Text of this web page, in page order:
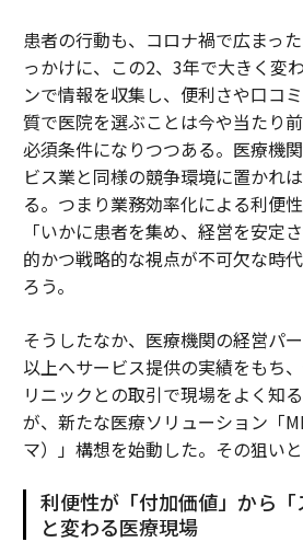
患者の行動も、コロナ禍で広まっ
っかけに、この2、3年で大きく変
ンで情報を収集し、便利さや口コ
質で医院を選ぶことは今や当たり
必須条件になりつつある。医療機
ビス業と同様の競争環境に置かれ
る。つまり業務効率化による利便
「いかに患者を集め、経営を安定
的かつ戦略的な視点が不可欠な時
ろう。
そうしたなか、医療機関の経営パ
以上へサービス提供の実績をもち
リニックとの取引で現場をよく知
が、新たな医療ソリューション「
マ）」構想を始動した。その狙いと
利便性が「付加価値」から
と変わる医療現場